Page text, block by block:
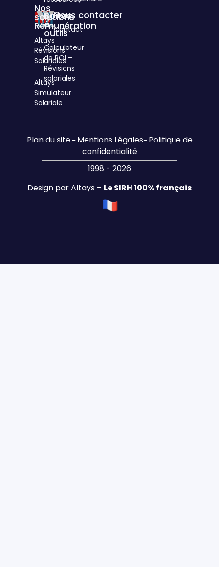
Nos
solutions
Rémunération
Altays
Révisions
Salariales
Altays
Simulateur
Salariale
Boîtes
à
outils
Calculateur
de ROI –
Révisions
salariales
Nous contacter
Contact
Plan du site– Mentions Légales– Politique de
confidentialité
1998 - 2026
Design par Altays – Le SIRH 100% français